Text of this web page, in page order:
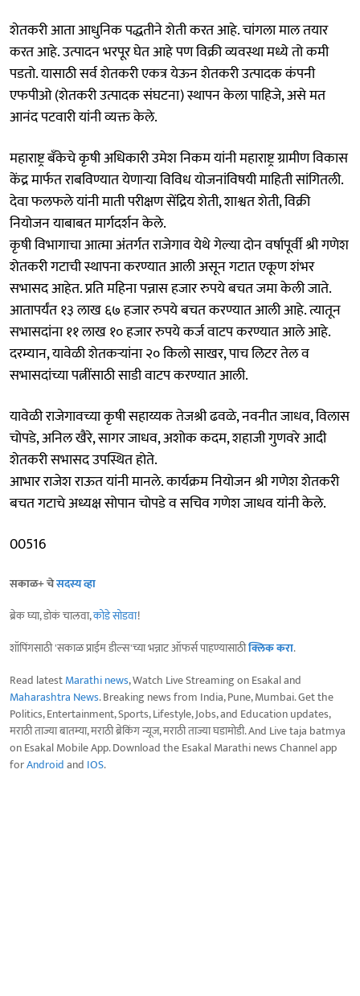
शेतकरी आता आधुनिक पद्धतीने शेती करत आहे. चांगला माल तयार
करत आहे. उत्पादन भरपूर घेत आहे पण विक्री व्यवस्था मध्ये तो कमी
पडतो. यासाठी सर्व शेतकरी एकत्र येऊन शेतकरी उत्पादक कंपनी
एफपीओ (शेतकरी उत्पादक संघटना) स्थापन केला पाहिजे, असे मत
आनंद पटवारी यांनी व्यक्त केले.
महाराष्ट्र बँकेचे कृषी अधिकारी उमेश निकम यांनी महाराष्ट्र ग्रामीण विकास
केंद्र मार्फत राबविण्यात येणाऱ्या विविध योजनांविषयी माहिती सांगितली.
देवा फलफले यांनी माती परीक्षण सेंद्रिय शेती, शाश्वत शेती, विक्री
नियोजन याबाबत मार्गदर्शन केले.
कृषी विभागाचा आत्मा अंतर्गत राजेगाव येथे गेल्या दोन वर्षापूर्वी श्री गणेश
शेतकरी गटाची स्थापना करण्यात आली असून गटात एकूण शंभर
सभासद आहेत. प्रति महिना पन्नास हजार रुपये बचत जमा केली जाते.
आतापर्यंत १३ लाख ६७ हजार रुपये बचत करण्यात आली आहे. त्यातून
सभासदांना ११ लाख १० हजार रुपये कर्ज वाटप करण्यात आले आहे.
दरम्यान, यावेळी शेतकऱ्यांना २० किलो साखर, पाच लिटर तेल व
सभासदांच्या पत्नींसाठी साडी वाटप करण्यात आली.
यावेळी राजेगावच्या कृषी सहाय्यक तेजश्री ढवळे, नवनीत जाधव, विलास
चोपडे, अनिल खैरे, सागर जाधव, अशोक कदम, शहाजी गुणवरे आदी
शेतकरी सभासद उपस्थित होते.
आभार राजेश राऊत यांनी मानले. कार्यक्रम नियोजन श्री गणेश शेतकरी
बचत गटाचे अध्यक्ष सोपान चोपडे व सचिव गणेश जाधव यांनी केले.
00516
सकाळ+ चेसदस्य व्हा
ब्रेक घ्या, डोकं चालवा,कोडे सोडवा!
शॉपिंगसाठी 'सकाळ प्राईम डील्स'च्या भन्नाट ऑफर्स पाहण्यासाठीक्लिक करा.
Read latestMarathi news, Watch Live Streaming on Esakal and
Maharashtra News. Breaking news from India, Pune, Mumbai. Get the
Politics, Entertainment, Sports, Lifestyle, Jobs, and Education updates,
मराठी ताज्या बातम्या, मराठी ब्रेकिंग न्यूज, मराठी ताज्या घडामोडी. And Live taja batmya
on Esakal Mobile App. Download the Esakal Marathi news Channel app
forAndroidand IOS.